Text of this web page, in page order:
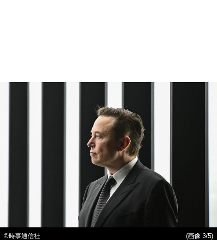
©時事通信社 (画像 3/5)